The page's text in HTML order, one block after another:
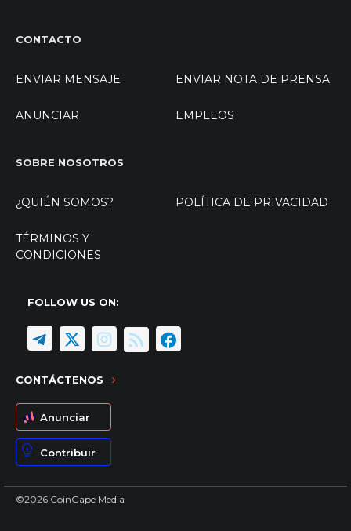
CONTACTO
ENVIAR MENSAJE ENVIAR NOTA DE PRENSA
ANUNCIAR EMPLEOS
SOBRE NOSOTROS
¿QUIÉN SOMOS? POLÍTICA DE PRIVACIDAD
TÉRMINOS Y
CONDICIONES
FOLLOW US ON:
CONTÁCTENOS
Anunciar
Contribuir
©2026 CoinGape Media